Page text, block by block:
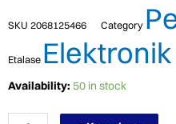
SKU 2068125466 Category
Etalase
Availability: 50 in stock
TERMURAH
ZF